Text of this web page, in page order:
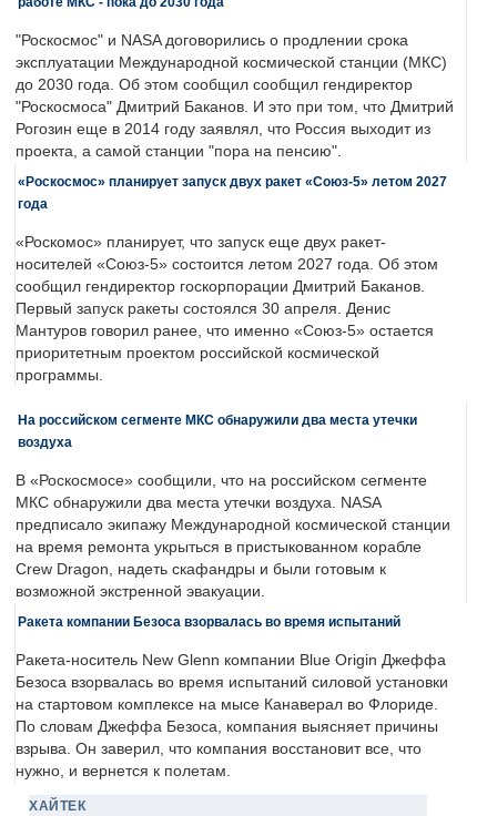
"Роскосмос" и NASA договорились о продлении срока
эксплуатации Международной космической станции (МКС)
до 2030 года. Об этом сообщил сообщил гендиректор
"Роскосмоса" Дмитрий Баканов. И это при том, что Дмитрий
Рогозин еще в 2014 году заявлял, что Россия выходит из
проекта, а самой станции "пора на пенсию".
«Роскосмос» планирует запуск двух ракет «Союз-5» летом 2027
года
«Роскомос» планирует, что запуск еще двух ракет-
носителей «Союз-5» состоится летом 2027 года. Об этом
сообщил гендиректор госкорпорации Дмитрий Баканов.
Первый запуск ракеты состоялся 30 апреля. Денис
Мантуров говорил ранее, что именно «Союз-5» остается
приоритетным проектом российской космической
программы.
На российском сегменте МКС обнаружили два места утечки
воздуха
В «Роскосмосе» сообщили, что на российском сегменте
МКС обнаружили два места утечки воздуха. NASA
предписало экипажу Международной космической станции
на время ремонта укрыться в пристыкованном корабле
Crew Dragon, надеть скафандры и были готовым к
возможной экстренной эвакуации.
Ракета компании Безоса взорвалась во время испытаний
Ракета-носитель New Glenn компании Blue Origin Джеффа
Безоса взорвалась во время испытаний силовой установки
на стартовом комплексе на мысе Канаверал во Флориде.
По словам Джеффа Безоса, компания выясняет причины
взрыва. Он заверил, что компания восстановит все, что
нужно, и вернется к полетам.
ХАЙТЕК